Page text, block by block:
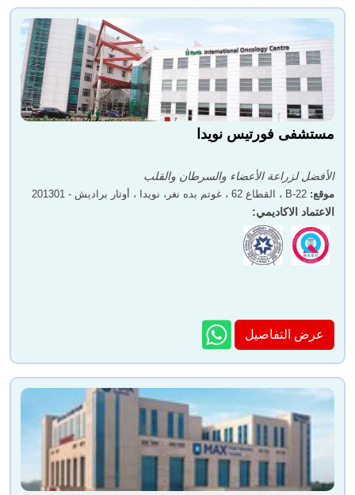
مستشفى فورتيس نويدا
الأفضل لزراعة الأعضاء والسرطان والقلب
موقع: B-22 ، القطاع 62 ، غوتم بده نغر، نويدا ، أوتار براديش - 201301
الاعتماد الاكاديمي:
عرض التفاصيل